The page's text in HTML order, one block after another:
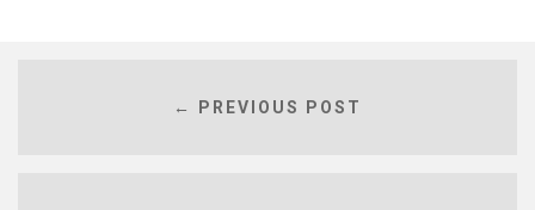
← PREVIOUS POST